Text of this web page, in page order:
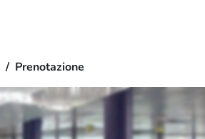
Prenotazione